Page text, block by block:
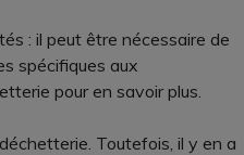
: il peut être nécessaire de
spécifiques aux
pour en savoir plus.
Toutefois, il y en a